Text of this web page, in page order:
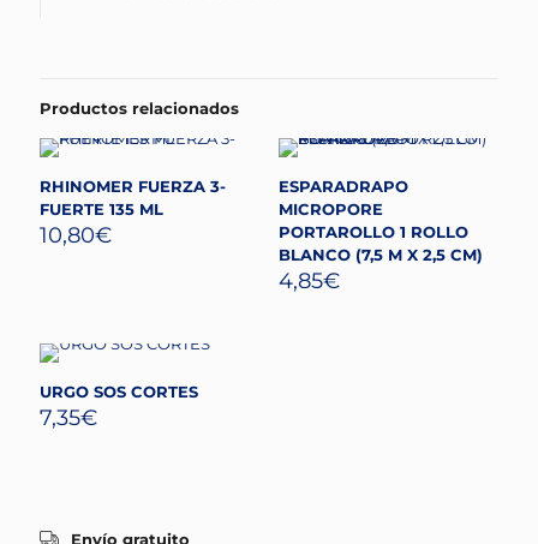
Productos relacionados
RHINOMER FUERZA 3-
FUERTE 135 ML
10,80€
ESPARADRAPO
MICROPORE
PORTAROLLO 1 ROLLO
BLANCO (7,5 M X 2,5 CM)
4,85€
URGO SOS CORTES
7,35€
Envío gratuito